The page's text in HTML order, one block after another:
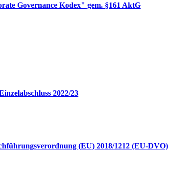
Governance Kodex" gem. §161 AktG
2022/23
(EU) 2018/1212 (EU-DVO)